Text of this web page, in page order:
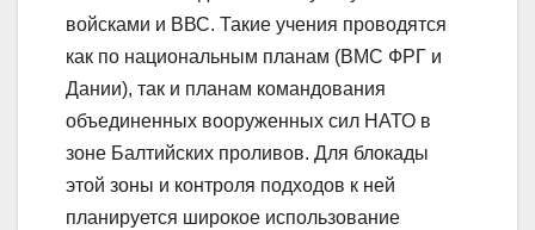
войсками и ВВС. Такие учения проводятся
как по национальным планам (ВМС ФРГ и
Дании), так и планам командования
объединенных вооруженных сил НАТО в
зоне Балтийских проливов. Для блокады
этой зоны и контроля подходов к ней
планируется широкое использование